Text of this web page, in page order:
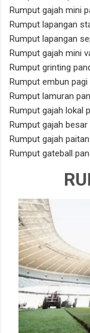
Rumput gajah mini
Rumput lapangan
Rumput lapangan
Rumput gajah mini
Rumput grinting
Rumput embun
Rumput lamuran
Rumput gajah lokal
Rumput gajah
Rumput gajah
Rumput gateball